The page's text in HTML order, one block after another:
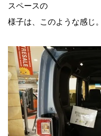
スペースの
様子は、このような感じ。